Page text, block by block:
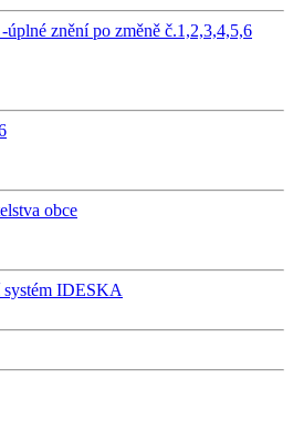
znění po změně č.1,2,3,4,5,6
obce
IDESKA